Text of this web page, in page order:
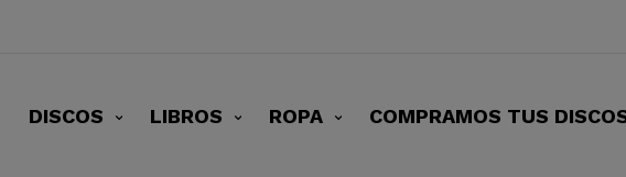
DISCOS LIBROS ROPA COMPRAMOS TUS